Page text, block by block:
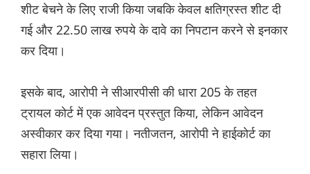
शीट बेचने के लिए राजी किया जबकि केवल क्षतिग्रस्त शीट दी
गई और 22.50 लाख रुपये के दावे का निपटान करने से इनकार
कर दिया।
इसके बाद, आरोपी ने सीआरपीसी की धारा 205 के तहत
ट्रायल कोर्ट में एक आवेदन प्रस्तुत किया, लेकिन आवेदन
अस्वीकार कर दिया गया। नतीजतन, आरोपी ने हाईकोर्ट का
सहारा लिया।